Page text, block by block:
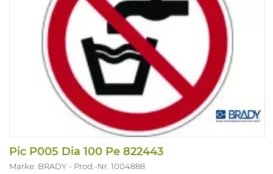
Pic P005 Dia 100 Pe 822443
Marke: BRADY Prod.-Nr. 1004888